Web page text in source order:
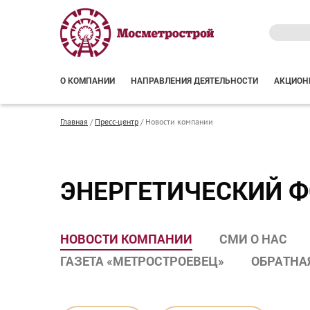
О КОМПАНИИ НАПРАВЛЕНИЯ ДЕЯТЕЛЬНОСТИ
Главная / Пресс-центр /Новости компании
ЭНЕРГЕТИЧЕСКИЙ
НОВОСТИ КОМПАНИИ СМИ О НАС
ГАЗЕТА «МЕТРОСТРОЕВЕЦ»